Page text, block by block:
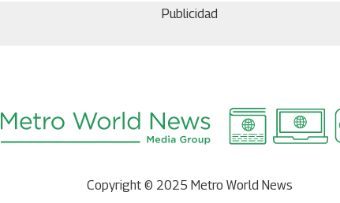
Publicidad
Copyright © 2025 Metro World News